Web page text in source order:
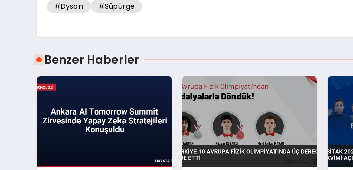
#Dyson #Süpürge
Benzer Haberler